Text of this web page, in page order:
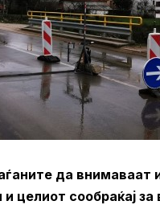
да внимаваат
и целиот сообраќај